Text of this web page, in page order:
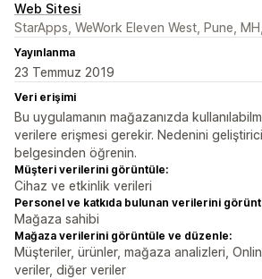
Web Sitesi
StarApps, WeWork Eleven West, Pune,
Yayınlanma
23 Temmuz 2019
Veri erişimi
Bu uygulamanın mağazanızda
verilere erişmesi gerekir. Nedenini
belgesinden öğrenin.
Müşteri verilerini görüntüle:
Cihaz ve etkinlik verileri
Personel ve katkıda bulunan verilerini
Mağaza sahibi
Mağaza verilerini görüntüle ve düzenle:
Müşteriler, ürünler, mağaza analizleri,
veriler, diğer veriler